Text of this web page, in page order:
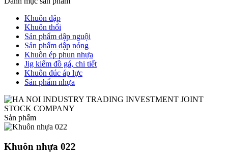
Khuôn dập
Khuôn thổi
Sản phẩm dập nguội
Sản phẩm dập nóng
Khuôn ép phun nhựa
Jig kiểm đồ gá, chi tiết
Khuôn đúc áp lực
Sản phẩm nhựa
Sản phẩm
Khuôn nhựa 022